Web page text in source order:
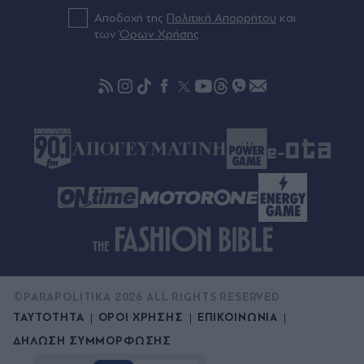
Πριν 34 λεπτά
Bloomberg: Η Τουρκία περιορίζει τη διέλευση
πλοίων προς τη Μαύρη Θάλασσα μέσω
Αποδοχή της Πολιτική Απορρήτου και
τωνΌρων Χρήσης
ΤΑΥΤΟΤΗΤΑ ΟΡΟΙ ΧΡΗΣΗΣ
ΕΠΙΚΟΙΝΩΝΙΑ
ΔΗΛΩΣΗ ΣΥΜΜΟΡΦΩΣΗΣ
©PARAPOLITIKA 2026 ALL RIGHTS RESERVED